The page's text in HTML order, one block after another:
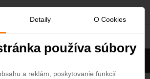
Detaily O Cookies
používa súbory
a reklám, poskytovanie funkcií